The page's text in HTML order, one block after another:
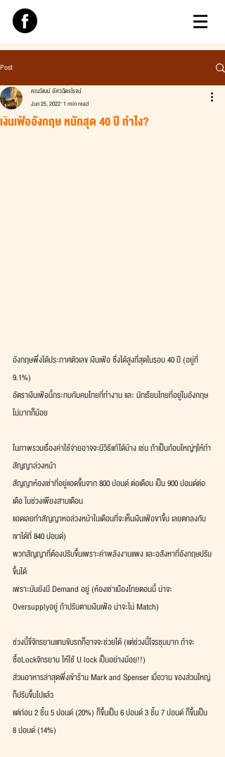
Post
เงินเฟ้ออังกฤษ หนักสุด 40 ปี ทำไง?
คณวัฒน์ อัศวฉัตรโรจน์
Jun 25, 2022 1 min read
อังกฤษพึ่งได้ประกาศตัวเลข เงินเฟ้อ ซึ่งได้สูงที่สุดในรอบ 40 ปี (อยู่ที่
9.1%)
อัตราเงินเฟ้อนี้กระทบกับคนไทยที่ทำงาน และ นักเรียนไทยที่อยู่ในอังกฤษ
ไม่มากก็น้อย
ในภาพรวมเรื่องค่าใช้จ่ายอาจจะมีวิธีแก้ได้บ้าง เช่น ถ้าเป็นก้อนใหญ่ๆให้ทำ
สัญญาล่วงหน้า
สัญญาห้องเช่าที่อยู่แอดขึ้นจาก 800 ปอนด์ ต่อเดือน เป็น 900 ปอนด์ต่อ
เดือ ในช่วงเพียงสามเดือน
แอดเลยทำสัญญาหอล่วงหน้าในเดือนที่จะเห็นเงินเฟ้อขาขึ้น เลยตกลงกับ
เขาได้ที่ 840 ปอนด์)
พวกสัญญาที่ต้องปรับขึ้นเพราะค่าพลังงานแพง และอสังหาที่อังกฤษปรับ
ขึ้นได้
เพราะมันยังมี Demand อยู่ (ห้องเช่าเมืองไทยตอนนี้ น่าจะ
Oversupplyอยู่ ถ้าปรับตามเงินเฟ้อ น่าจะไม่ Match)
ช่วงนี้ขี่จักรยานแทนขับรถก็อาจจะช่วยได้ (แต่ช่วงนี้โจรชุมมาก ถ้าจะ
ซื้อLockจักรยาน ให้ใช้ U lock เป็นอย่างน้อย!!)
ส่วนอาหารล่าสุดพึ่งเข้าร้าน Mark and Spenser เมื่อวาน ของส่วนใหญ่
ก็ปรับขึ้นไปแล้ว
แต่ก่อน 2 ชิ้น 5 ปอนด์ (20%) ก็ขึ้นเป็น 6 ปอนด์ 3 ชิ้น 7 ปอนด์ ก็ขึ้นเป็น
8 ปอนด์ (14%)